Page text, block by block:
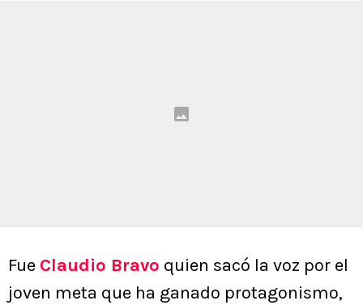
Fue Claudio Bravo quien sacó la voz por el
joven meta que ha ganado protagonismo,